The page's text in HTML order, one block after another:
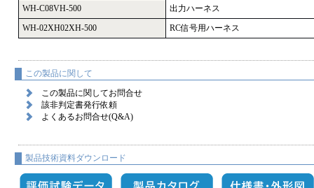
WH-C08VH-500
出力ハーネス
WH-02XH02XH-500
RC信号用ハーネス
この製品に関して
この製品に関してお問合せ
該非判定書発行依頼
よくあるお問合せ(Q&A)
製品技術資料ダウンロード